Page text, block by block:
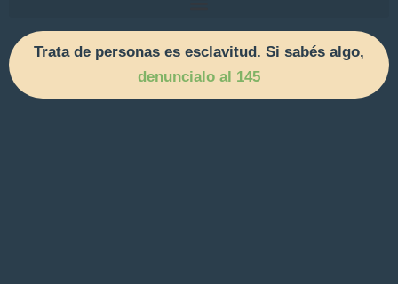
Trata de personas es esclavitud. Si sabés algo,
denuncialo al 145